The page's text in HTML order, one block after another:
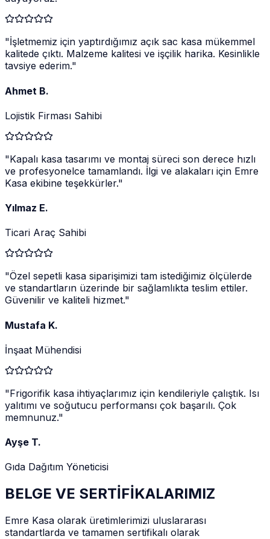
"İşletmemiz için yaptırdığımız açık sac kasa mükemmel
kalitede çıktı. Malzeme kalitesi ve işçilik harika. Kesinlikle
tavsiye ederim."
Ahmet B.
Lojistik Firması Sahibi
"Kapalı kasa tasarımı ve montaj süreci son derece hızlı
ve profesyonelce tamamlandı. İlgi ve alakaları için Emre
Kasa ekibine teşekkürler."
Yılmaz E.
Ticari Araç Sahibi
"Özel sepetli kasa siparişimizi tam istediğimiz ölçülerde
ve standartların üzerinde bir sağlamlıkta teslim ettiler.
Güvenilir ve kaliteli hizmet."
Mustafa K.
İnşaat Mühendisi
"Frigorifik kasa ihtiyaçlarımız için kendileriyle çalıştık. Isı
yalıtımı ve soğutucu performansı çok başarılı. Çok
memnunuz."
Ayşe T.
Gıda Dağıtım Yöneticisi
BELGE VE SERTİFİKALARIMIZ
Emre Kasa olarak üretimlerimizi uluslararası
standartlarda ve tamamen sertifikalı olarak